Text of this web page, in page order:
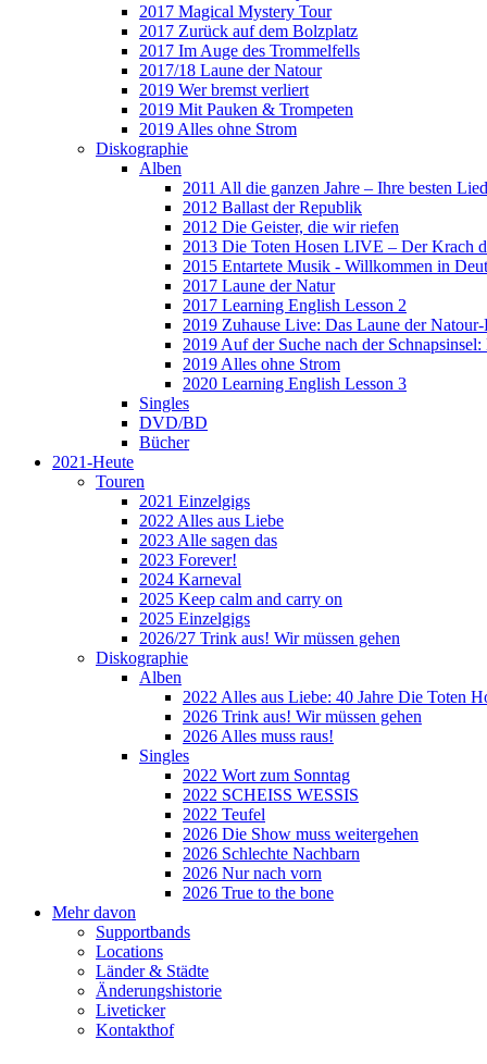
2017 Magical Mystery Tour
2017 Zurück auf dem Bolzplatz
2017 Im Auge des Trommelfells
2017/18 Laune der Natour
2019 Wer bremst verliert
2019 Mit Pauken & Trompeten
2019 Alles ohne Strom
Diskographie
Alben
2011 All die ganzen Jahre – Ihre besten
2012 Ballast der Republik
2012 Die Geister, die wir riefen
2013 Die Toten Hosen LIVE – Der Krach
2015 Entartete Musik - Willkommen in
2017 Laune der Natur
2017 Learning English Lesson 2
2019 Zuhause Live: Das Laune der
2019 Auf der Suche nach der
2019 Alles ohne Strom
2020 Learning English Lesson 3
Singles
DVD/BD
Bücher
2021-Heute
Touren
2021 Einzelgigs
2022 Alles aus Liebe
2023 Alle sagen das
2023 Forever!
2024 Karneval
2025 Keep calm and carry on
2025 Einzelgigs
2026/27 Trink aus! Wir müssen gehen
Diskographie
Alben
2022 Alles aus Liebe: 40 Jahre Die Toten
2026 Trink aus! Wir müssen gehen
2026 Alles muss raus!
Singles
2022 Wort zum Sonntag
2022 SCHEISS WESSIS
2022 Teufel
2026 Die Show muss weitergehen
2026 Schlechte Nachbarn
2026 Nur nach vorn
2026 True to the bone
Mehr davon
Supportbands
Locations
Länder & Städte
Änderungshistorie
Liveticker
Kontakthof